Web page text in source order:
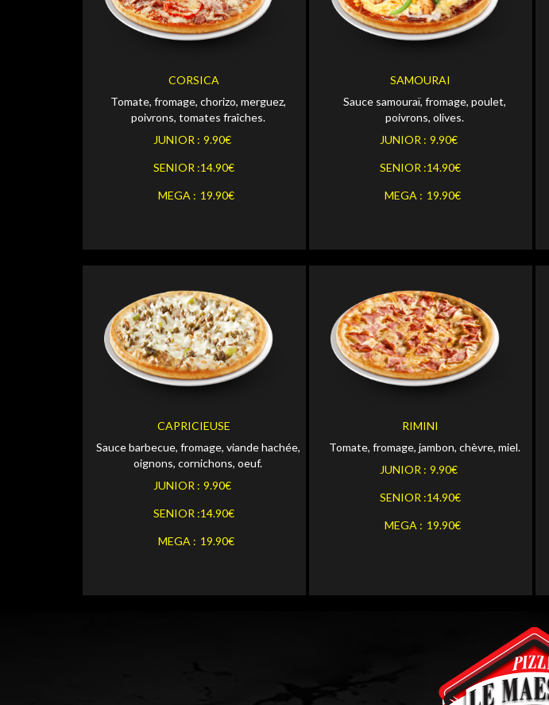
JUNIOR Personnaliser
MEGA Personnaliser
CORSICA
Tomate, fromage, chorizo, merguez,
poivrons, tomates fraîches.
JUNIOR : 9.90€
SENIOR :14.90€
MEGA : 19.90€
JUNIOR Personnaliser
MEGA Personnaliser
SAMOURAI
Sauce samouraï, fromage, poulet,
poivrons, olives.
JUNIOR : 9.90€
SENIOR :14.90€
MEGA : 19.90€
JUNIOR Personnaliser
MEGA Personnaliser
CAPRICIEUSE
Sauce barbecue, fromage, viande hachée,
oignons, cornichons, oeuf.
JUNIOR : 9.90€
SENIOR :14.90€
MEGA : 19.90€
JUNIOR Personnaliser
RIMINI
Tomate, fromage, jambon, chèvre, miel.
JUNIOR : 9.90€
SENIOR :14.90€
MEGA : 19.90€